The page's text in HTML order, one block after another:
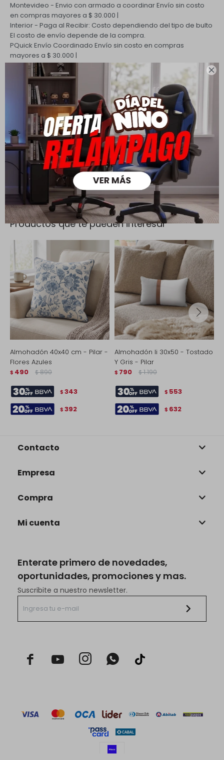

Montevideo - Envio con armado a coordinarEnvío sin costo
en compras mayores a $ 30.000 |
Interior - Paga al Recibir: Costo dependiendo del tipo de bulto
El costo de envío depende de la compra.
PQuick Envío Coordinado Envío sin costo en compras
mayores a $ 30.000 |
Cambios y Devoluciones
Todas las compras realizadas tienen un plazo de 5 días para
su cambio.
Ver mas
Medios de pago
Productos que te pueden interesar
Almohadón 40x40 cm - Pilar -
Flores Azules
$ 490 $ 890
$ 343
$ 392
Almohadón Ii 30x50 - Tostado
Y Gris - Pilar
$ 790 $ 1.190
$ 553
$ 632
Enterate primero de novedades,
oportunidades, promociones y mas.
Suscribite a nuestro newsletter.
  
Contacto
Empresa
Compra
Mi cuenta